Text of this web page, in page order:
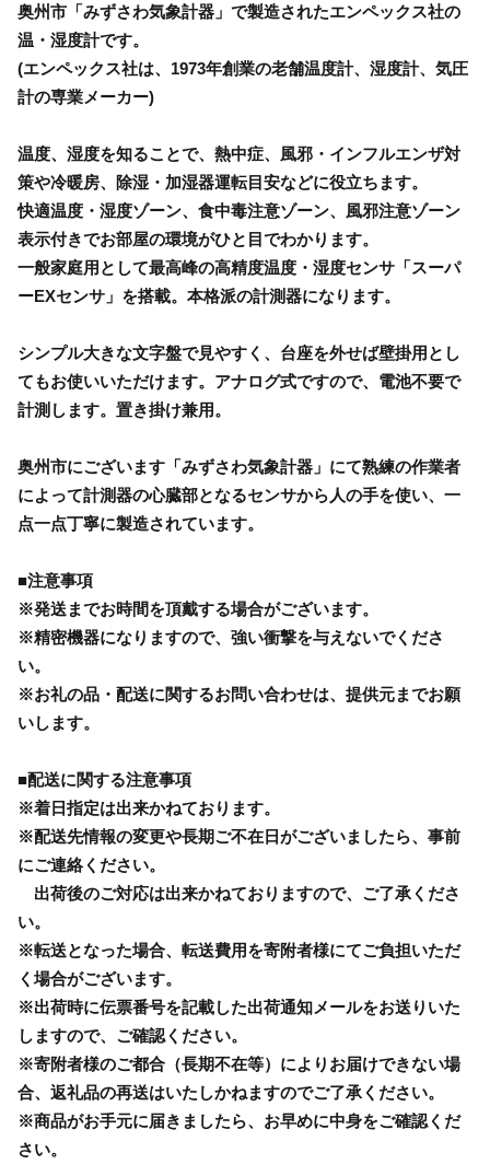
奥州市「みずさわ気象計器」で製造されたエンペックス社の
温・湿度計です。
(エンペックス社は、1973年創業の老舗温度計、湿度計、気圧
計の専業メーカー)
温度、湿度を知ることで、熱中症、風邪・インフルエンザ対
策や冷暖房、除湿・加湿器運転目安などに役立ちます。
快適温度・湿度ゾーン、食中毒注意ゾーン、風邪注意ゾーン
表示付きでお部屋の環境がひと目でわかります。
一般家庭用として最高峰の高精度温度・湿度センサ「スーパ
ーEXセンサ」を搭載。本格派の計測器になります。
シンプル大きな文字盤で見やすく、台座を外せば壁掛用とし
てもお使いいただけます。アナログ式ですので、電池不要で
計測します。置き掛け兼用。
奥州市にございます「みずさわ気象計器」にて熟練の作業者
によって計測器の心臓部となるセンサから人の手を使い、一
点一点丁寧に製造されています。
■注意事項
※発送までお時間を頂戴する場合がございます。
※精密機器になりますので、強い衝撃を与えないでくださ
い。
※お礼の品・配送に関するお問い合わせは、提供元までお願
いします。
■配送に関する注意事項
※着日指定は出来かねております。
※配送先情報の変更や長期ご不在日がございましたら、事前
にご連絡ください。
出荷後のご対応は出来かねておりますので、ご了承くださ
い。
※転送となった場合、転送費用を寄附者様にてご負担いただ
く場合がございます。
※出荷時に伝票番号を記載した出荷通知メールをお送りいた
しますので、ご確認ください。
※寄附者様のご都合（長期不在等）によりお届けできない場
合、返礼品の再送はいたしかねますのでご了承ください。
※商品がお手元に届きましたら、お早めに中身をご確認くだ
さい。